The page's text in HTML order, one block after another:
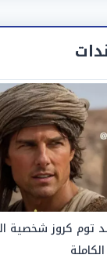
توم كروز شخصية